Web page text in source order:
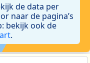
de data per
naar de pagina’s
bekijk ook de
.